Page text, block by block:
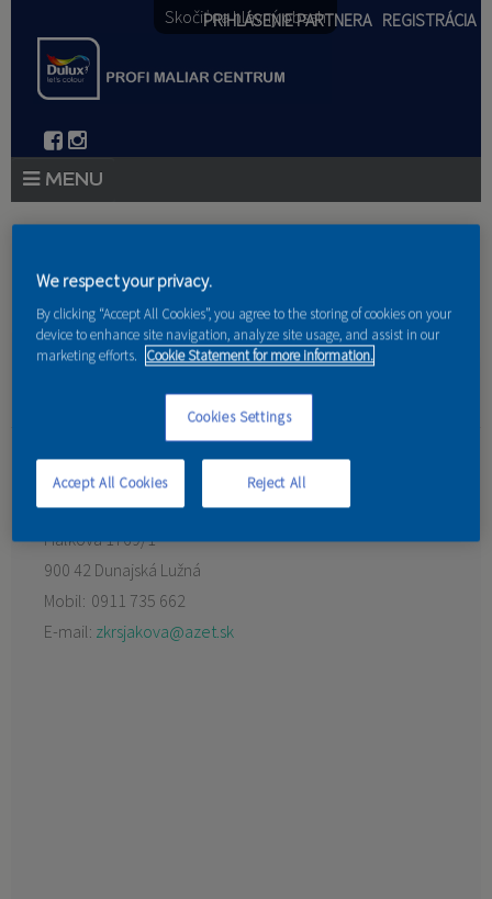
Skočiť na hlavný obsah
PRIHLÁSENIE PARTNERA REGISTRÁCIA
PRODUKTY
PRODUKTOVÉ NOVINKY 2026
PORADENSTVO
PARTNERI
Domov»Produkty »Partneri
TM Consult s.r.o.
Preferovaný predajca:FARLESK spol. s r.o.
Fialková 1769/1
900 42 Dunajská Lužná
Mobil: 0911 735 662
E-mail: zkrsjakova@azet.sk
We respect your privacy.
By clicking “Accept All Cookies”, you agree to the storing of cookies on your
device to enhance site navigation, analyze site usage, and assist in our
marketing efforts. Cookie Statement for more information.
Cookies Settings
Reject All
Accept All Cookies